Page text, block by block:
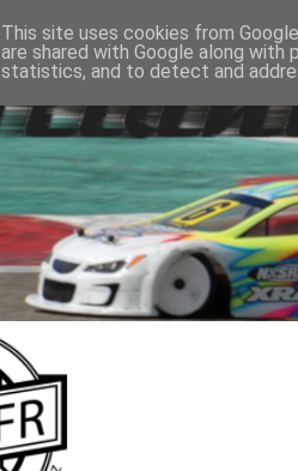
This site uses cookies from
are shared with Google along
statistics, and to detect and